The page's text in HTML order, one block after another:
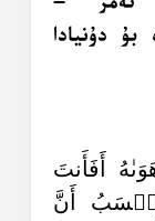
دۇنيادا
أَفَأَنتَ
٤٣ أَمۡ تَحۡسَبُ أَنَّ